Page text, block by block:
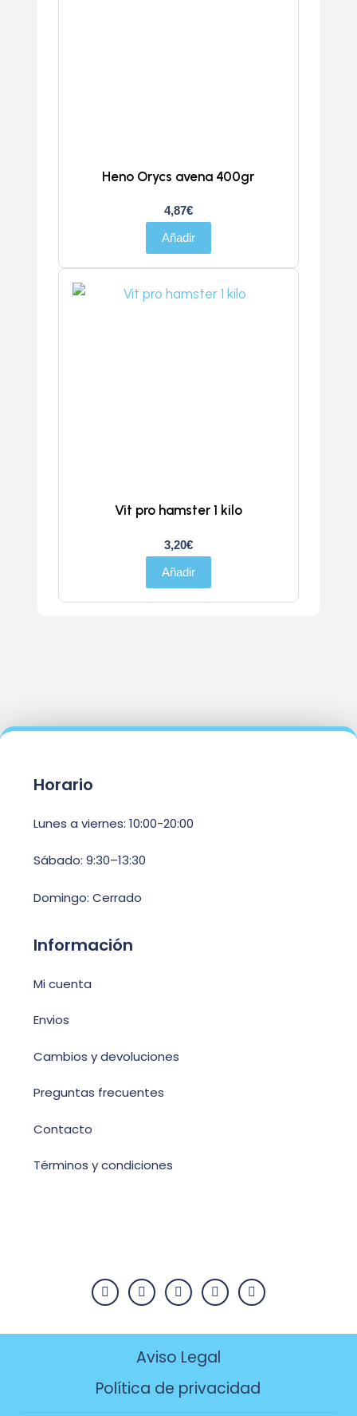
Heno Orycs avena 400gr
4,87€
Añadir
Vit pro hamster 1 kilo
3,20€
Añadir
Horario
Lunes a viernes: 10:00-20:00
Sábado: 9:30–13:30
Domingo: Cerrado
Información
Mi cuenta
Envios
Cambios y devoluciones
Preguntas frecuentes
Contacto
Términos y condiciones
Aviso Legal
Política de privacidad